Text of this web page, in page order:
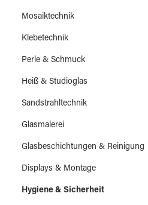
Mosaiktechnik
Klebetechnik
Perle & Schmuck
Heiß & Studioglas
Sandstrahltechnik
Glasmalerei
Glasbeschichtungen & Reinigung
Displays & Montage
Hygiene & Sicherheit